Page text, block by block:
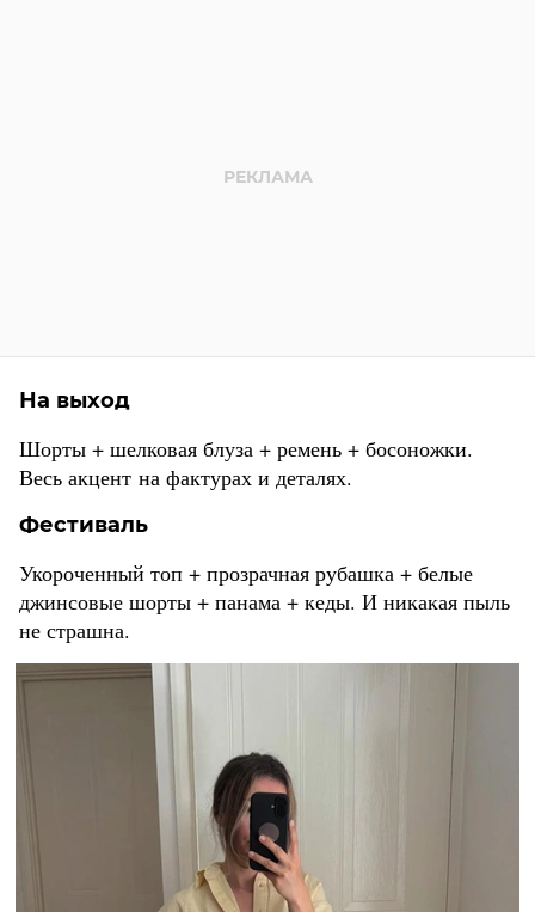
На выход
Шорты + шелковая блуза + ремень + босоножки.
Весь акцент на фактурах и деталях.
Фестиваль
Укороченный топ + прозрачная рубашка + белые
джинсовые шорты + панама + кеды. И никакая пыль
не страшна.